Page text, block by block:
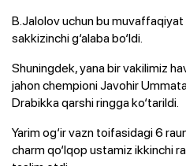
B.Jalolov uchun bu
sakkizinchi g‘alaba bo‘ldi.
Shuningdek, yana bir vakilimiz
jahon chempioni Javohir
Drabikka qarshi ringga ko‘tarildi.
Yarim og‘ir vazn toifasidagi 6
charm qo‘lqop ustamiz ikkinchi